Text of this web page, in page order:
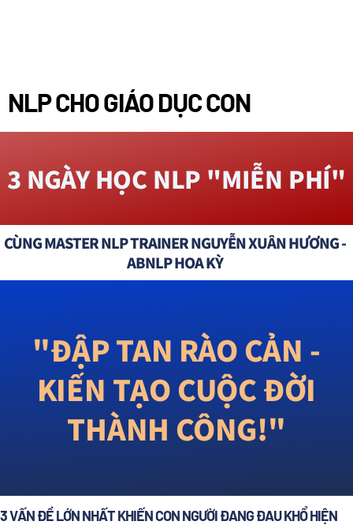
NLP CHO GIÁO DỤC CON
3 NGÀY HỌC NLP "MIỄN PHÍ"
CÙNG MASTER NLP TRAINER NGUYỄN XUÂN HƯƠNG -
ABNLP HOA KỲ
"ĐẬP TAN RÀO CẢN -
KIẾN TẠO CUỘC ĐỜI
THÀNH CÔNG!"
3 VẤN ĐỀ LỚN NHẤT KHIẾN CON NGƯỜI ĐANG ĐAU KHỔ HIỆN